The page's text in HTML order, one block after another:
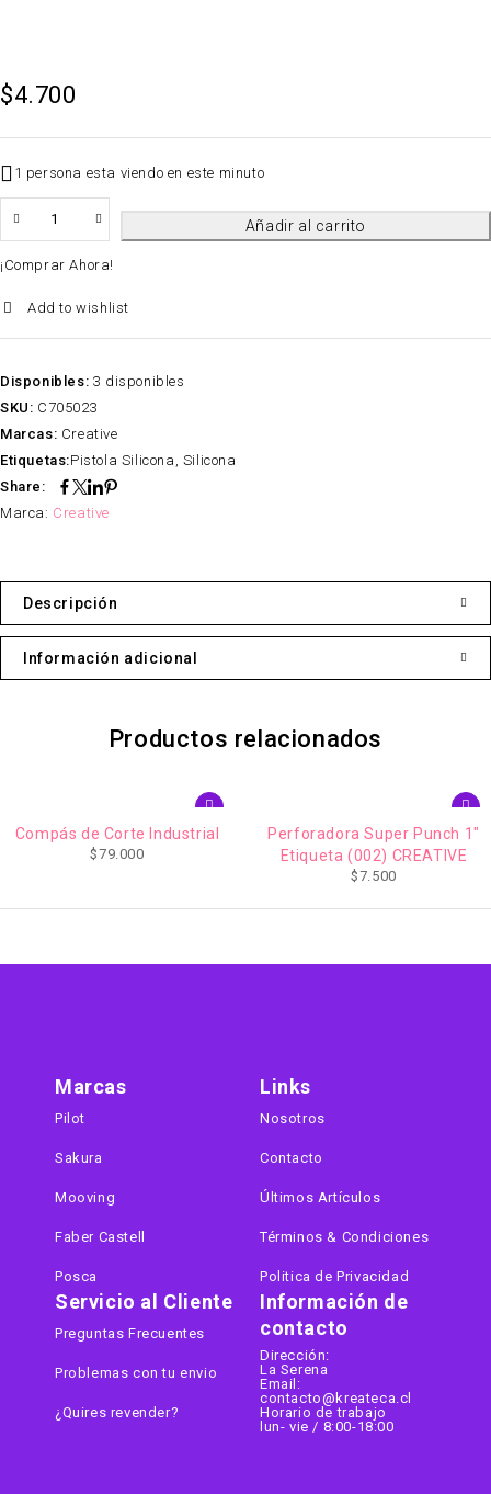
$4.700
1 persona esta viendo en este minuto
Añadir al carrito
¡Comprar Ahora!
Add to wishlist
Disponibles: 3 disponibles
SKU: C705023
Marcas: Creative
Etiquetas:Pistola Silicona Silicona
Share:
Marca: Creative
Descripción
Información adicional
Productos relacionados
Corte Industrial
Perforadora Super Punch 1"
Etiqueta (002) CREATIVE
Información de
contacto
Dirección:
La Serena
Email:
contacto@kreateca.cl
Horario de trabajo
lun- vie / 8:00-18:00
Marcas
Pilot
Sakura
Mooving
Faber Castell
Posca
Links
Nosotros
Contacto
Últimos Artículos
Términos & Condiciones
Politica de Privacidad
Servicio al Cliente
Preguntas Frecuentes
Problemas con tu envio
¿Quires revender?